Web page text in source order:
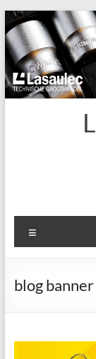
Ga
naar
de
inhoud
blog banner